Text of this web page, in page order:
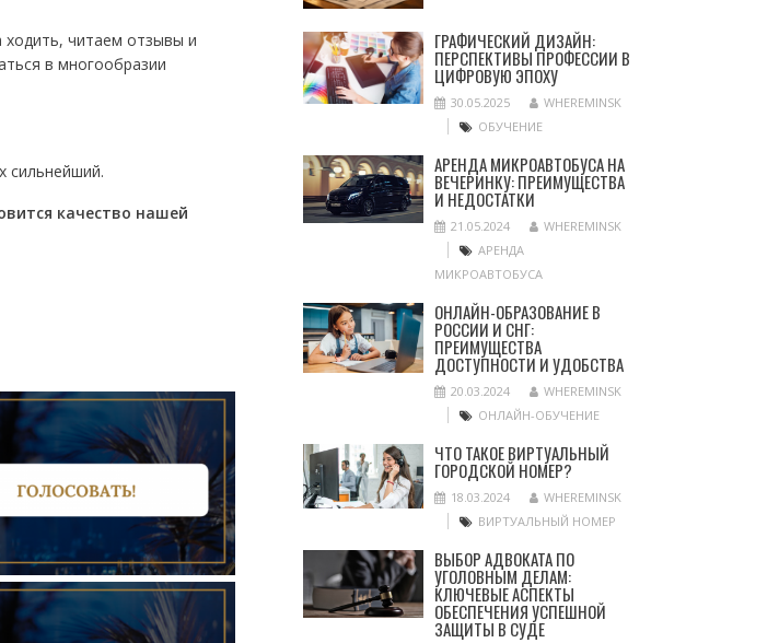
ходить, читаем отзывы и
в многообразии
сильнейший.
качество нашей
ГРАФИЧЕСКИЙ ДИЗАЙН:
ПЕРСПЕКТИВЫ ПРОФЕССИИ В
ЦИФРОВУЮ ЭПОХУ
30.05.2025
WHEREMINSK
ОБУЧЕНИЕ
АРЕНДА МИКРОАВТОБУСА НА
ВЕЧЕРИНКУ: ПРЕИМУЩЕСТВА
И НЕДОСТАТКИ
21.05.2024
WHEREMINSK
АРЕНДА
МИКРОАВТОБУСА
ОНЛАЙН-ОБРАЗОВАНИЕ В
РОССИИ И СНГ:
ПРЕИМУЩЕСТВА
ДОСТУПНОСТИ И УДОБСТВА
20.03.2024
WHEREMINSK
ОНЛАЙН-ОБУЧЕНИЕ
ЧТО ТАКОЕ ВИРТУАЛЬНЫЙ
ГОРОДСКОЙ НОМЕР?
18.03.2024
WHEREMINSK
ВИРТУАЛЬНЫЙ НОМЕР
ВЫБОР АДВОКАТА ПО
УГОЛОВНЫМ ДЕЛАМ:
КЛЮЧЕВЫЕ АСПЕКТЫ
ОБЕСПЕЧЕНИЯ УСПЕШНОЙ
ЗАЩИТЫ В СУДЕ